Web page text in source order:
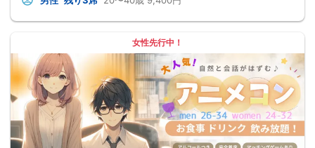
女性先行中！